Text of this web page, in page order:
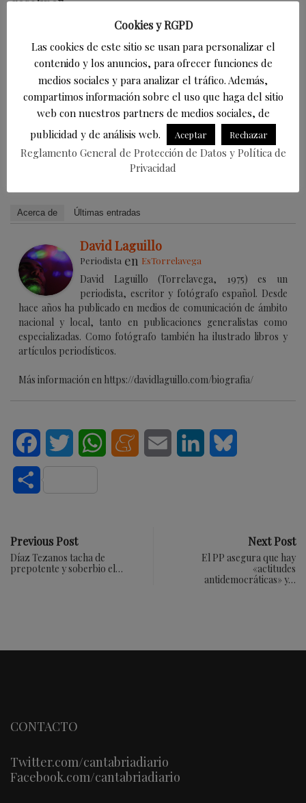
El futuro de Torrelavega es una cuestión muy
seria y exigimos que se nos trate con respeto y se
tenga en cuenta la voluntad de esta ciudad que es
mantener los servicios públicos fundamentales,
como la Sanidad, la Educación y los Servicios
Sociales; así como el mantenimiento y la creación
de empleo en la ciudad de Cantabria más
castigada por esta crisis”, concluye la alcaldesa.
Acerca de Últimas entradas
David Laguillo
Periodista en EsTorrelavega
David Laguillo (Torrelavega, 1975) es un
periodista, escritor y fotógrafo español. Desde
hace años ha publicado en medios de comunicación de ámbito
nacional y local, tanto en publicaciones generalistas como
especializadas. Como fotógrafo también ha ilustrado libros y
artículos periodísticos.
Más información en https://davidlaguillo.com/biografia/
FacebookTwitter WhatsAppMeneameEmail LinkedIn
Compartir
Previous Post
Díaz Tezanos tacha de
prepotente y soberbio el…
Next Post
El PP asegura que hay
«actitudes
antidemocráticas» y…
CONTACTO
Twitter.com/cantabriadiario
Facebook.com/cantabriadiario
Cookies y RGPD
Las cookies de este sitio se usan para personalizar el
contenido y los anuncios, para ofrecer funciones de
medios sociales y para analizar el tráfico. Además,
compartimos información sobre el uso que haga del sitio
web con nuestros partners de medios sociales, de
publicidad y de análisis web.
Aceptar Rechazar
Reglamento General de Protección de Datos y Política de
Privacidad